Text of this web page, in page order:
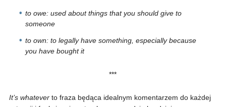
to owe: used about things that you should give to
someone
to own: to legally have something, especially because
you have bought it
***
It’s whateverto fraza będąca idealnym komentarzem do każdej